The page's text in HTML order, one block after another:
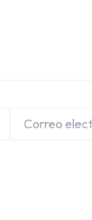
electrónico*